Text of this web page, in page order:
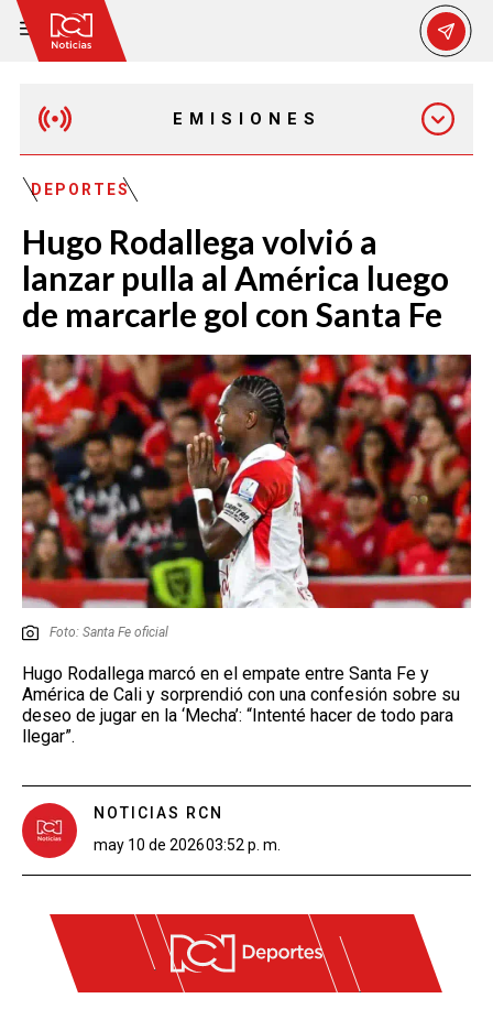
EMISIONES
EMISIÓN 7:00 PM
DEPORTES
Hugo Rodallega volvió a
lanzar pulla al América luego
de marcarle gol con Santa Fe
Foto: Santa Fe oficial
Hugo Rodallega marcó en el empate entre Santa Fe y
América de Cali y sorprendió con una confesión sobre su
deseo de jugar en la ‘Mecha’: “Intenté hacer de todo para
llegar”.
NOTICIAS RCN
may 10 de 202603:52 p. m.